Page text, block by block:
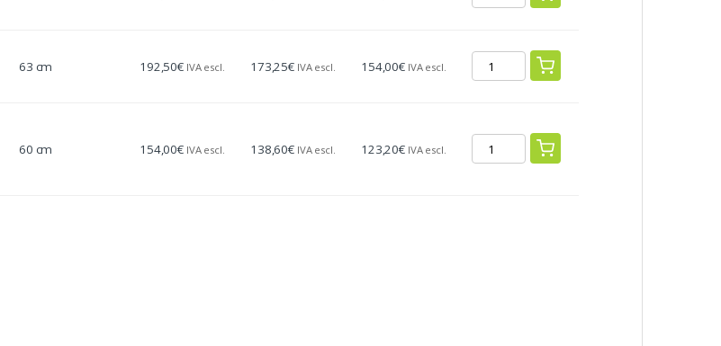
63 cm 192,50€ IVA escl. 173,25€ IVA escl. 154,00€ IVA escl.
60 cm 154,00€ IVA escl. 138,60€ IVA escl. 123,20€ IVA escl.